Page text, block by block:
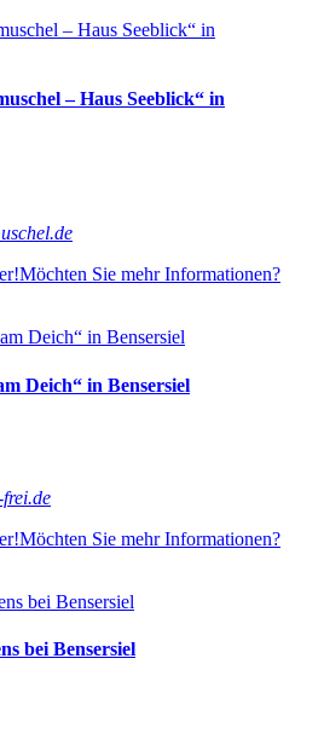
– Haus Seeblick“ in
Möchten Sie mehr Informationen?
Deich“ in Bensersiel
Möchten Sie mehr Informationen?
bei Bensersiel